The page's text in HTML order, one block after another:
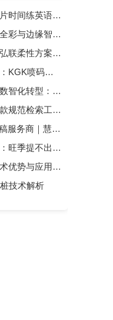
练英语口语？
缘智算方案解析
柔性方案解析
术的应对逻辑
跃科技的行业观察
索工具一键搞定
技术赋能品牌全域传播
、过期直接亏！
势与应用价值
技术解析